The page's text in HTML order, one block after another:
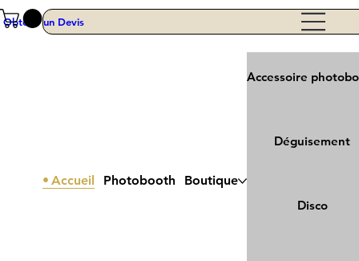
Accueil Photobooth Boutique
Accessoire
Déguisement
Disco
Obtenir un Devis